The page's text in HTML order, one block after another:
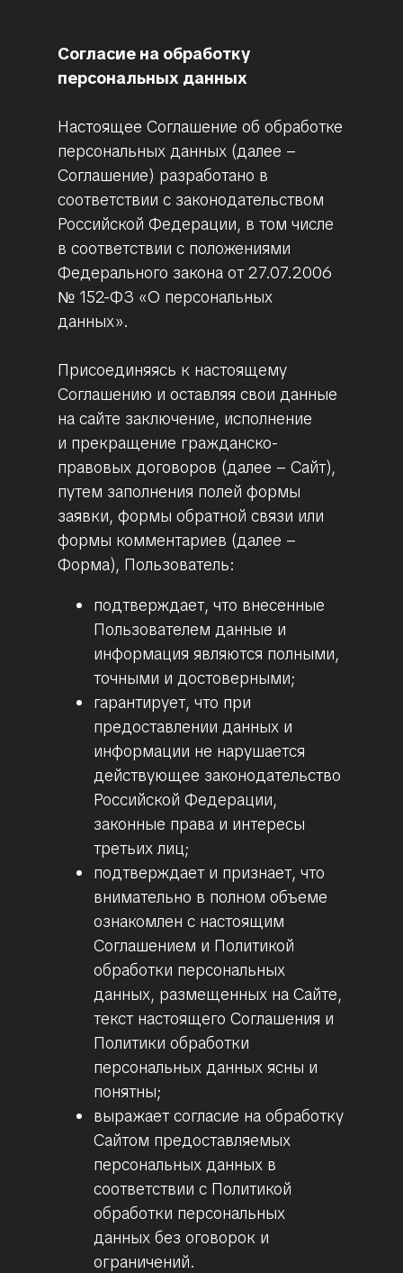
Согласие на обработку
персональных данных
Настоящее Соглашение об обработке
персональных данных (далее –
Соглашение) разработано в
соответствии с законодательством
Российской Федерации, в том числе
в соответствии с положениями
Федерального закона от 27.07.2006
№ 152-ФЗ «О персональных
данных».
Присоединяясь к настоящему
Соглашению и оставляя свои данные
на сайте заключение, исполнение
и прекращение гражданско-
правовых договоров (далее – Сайт),
путем заполнения полей формы
заявки, формы обратной связи или
формы комментариев (далее –
Форма), Пользователь:
подтверждает, что внесенные
Пользователем данные и
информация являются полными,
точными и достоверными;
гарантирует, что при
предоставлении данных и
информации не нарушается
действующее законодательство
Российской Федерации,
законные права и интересы
третьих лиц;
подтверждает и признает, что
внимательно в полном объеме
ознакомлен с настоящим
Соглашением и Политикой
обработки персональных
данных, размещенных на Сайте,
текст настоящего Соглашения и
Политики обработки
персональных данных ясны и
понятны;
выражает согласие на обработку
Сайтом предоставляемых
персональных данных в
соответствии с Политикой
обработки персональных
данных без оговорок и
ограничений.